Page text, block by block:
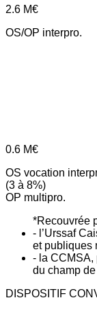
2.6 M€
OS/OP interpro.
0.6 M€
OS vocation
(3 à 8%)
OP multipro.
*Recouvrée
- l’Urssaf
et publiques
- la CCMSA,
du champ
DISPOSITIF